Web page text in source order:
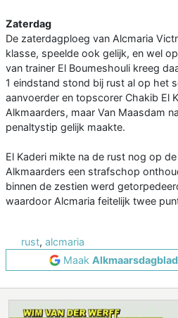
Zaterdag
De zaterdagploeg van Alcmaria
klasse, speelde ook gelijk, en wel
van trainer El Boumeshouli kreeg
1 eindstand stond bij rust al op het
aanvoerder en topscorer Chakib El
Alkmaarders, maar Van Maasdam
penaltystip gelijk maakte.
El Kaderi mikte na de rust nog op
Alkmaarders een strafschop
binnen de zestien werd
waardoor Alcmaria feitelijk twee
rust, alcmaria
Maak Alkmaarsdagblad